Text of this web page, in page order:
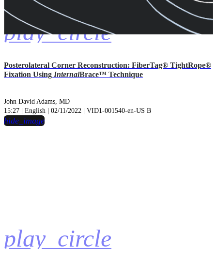
play_circle
Posterolateral Corner Reconstruction: FiberTag® TightRope®
Fixation Using InternalBrace™ Technique
John David Adams, MD
15:27 | English | 02/11/2022 | VID1-001540-en-US B
play_circle
hide_image